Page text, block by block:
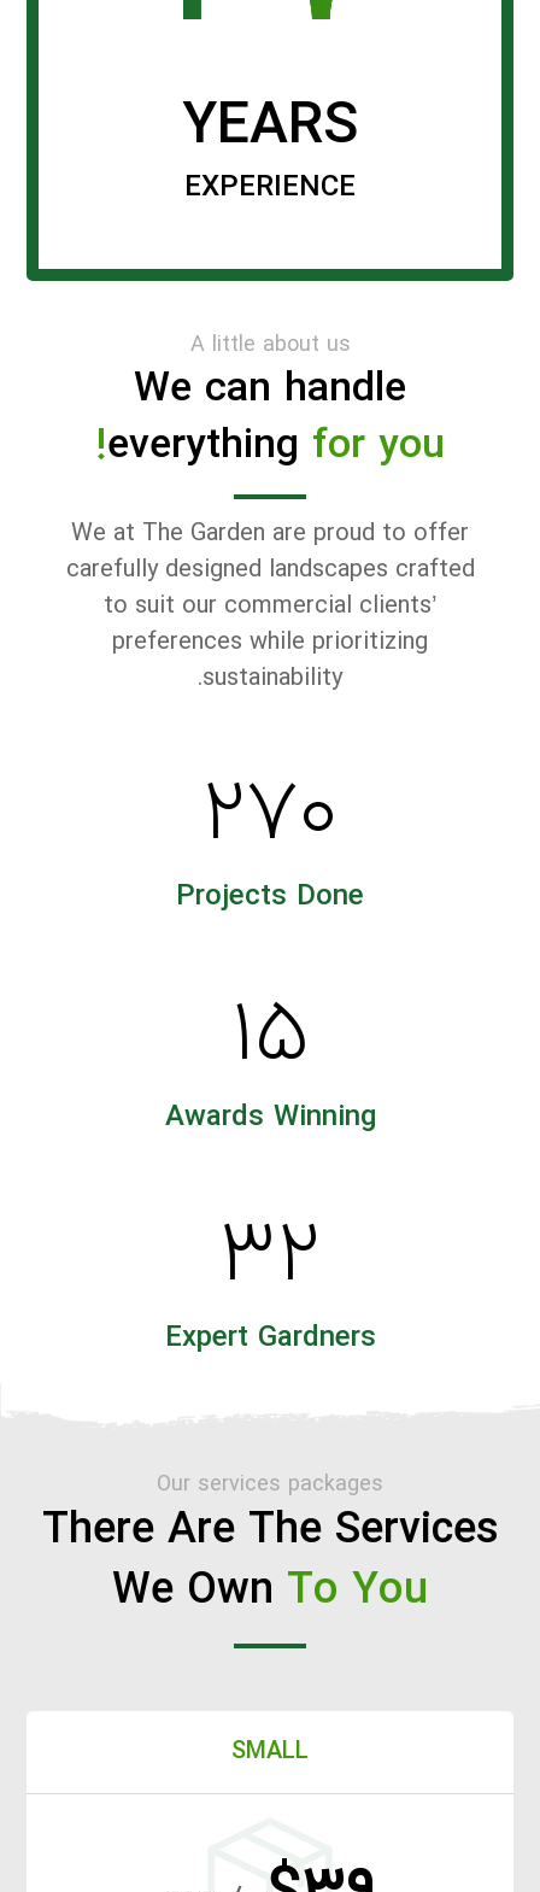
YEARS
EXPERIENCE
A little about us
We can handle
everything for you!
We at The Garden are proud to offer
carefully designed landscapes crafted
to suit our commercial clients’
preferences while prioritizing
sustainability.
۲۷۰
Projects Done
۱۵
Awards Winning
۳۲
Expert Gardners
Our services packages
There Are The Services
We Own To You
SMALL